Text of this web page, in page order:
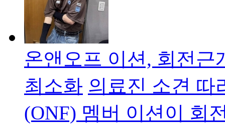
온앤오프 이션, 회전
최소화 의료진 소견 따
(ONF) 멤버 이션이 회